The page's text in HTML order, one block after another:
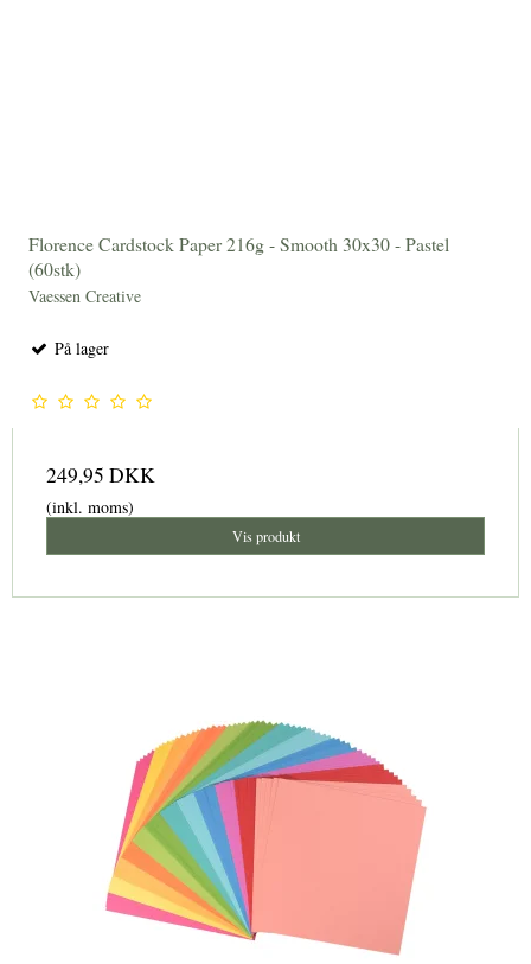
Florence Cardstock Paper 216g - Smooth 30x30 - Pastel
(60stk)
Vaessen Creative
På lager
249,95 DKK
(inkl. moms)
Vis produkt